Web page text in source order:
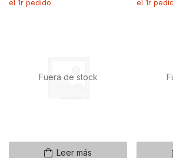
el 1r pedido el 1r
Fuera de stock
Leer más